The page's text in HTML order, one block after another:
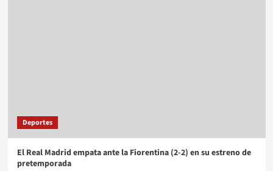
Deportes
El Real Madrid empata ante la Fiorentina (2-2) en su estreno de
pretemporada